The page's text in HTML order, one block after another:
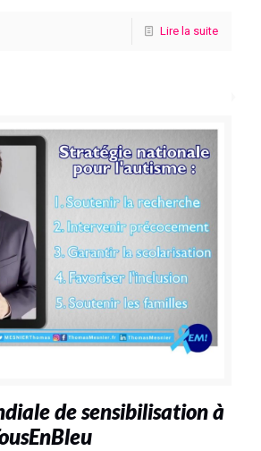
Lire la suite
de sensibilisation à